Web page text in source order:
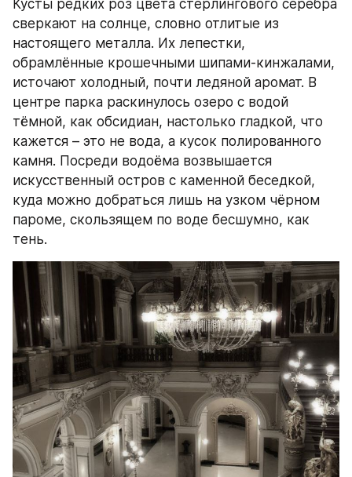
Кусты редких роз цвета стерлингового серебра
сверкают на солнце, словно отлитые из
настоящего металла. Их лепестки,
обрамлённые крошечными шипами-кинжалами,
источают холодный, почти ледяной аромат. В
центре парка раскинулось озеро с водой
тёмной, как обсидиан, настолько гладкой, что
кажется – это не вода, а кусок полированного
камня. Посреди водоёма возвышается
искусственный остров с каменной беседкой,
куда можно добраться лишь на узком чёрном
пароме, скользящем по воде бесшумно, как
тень.